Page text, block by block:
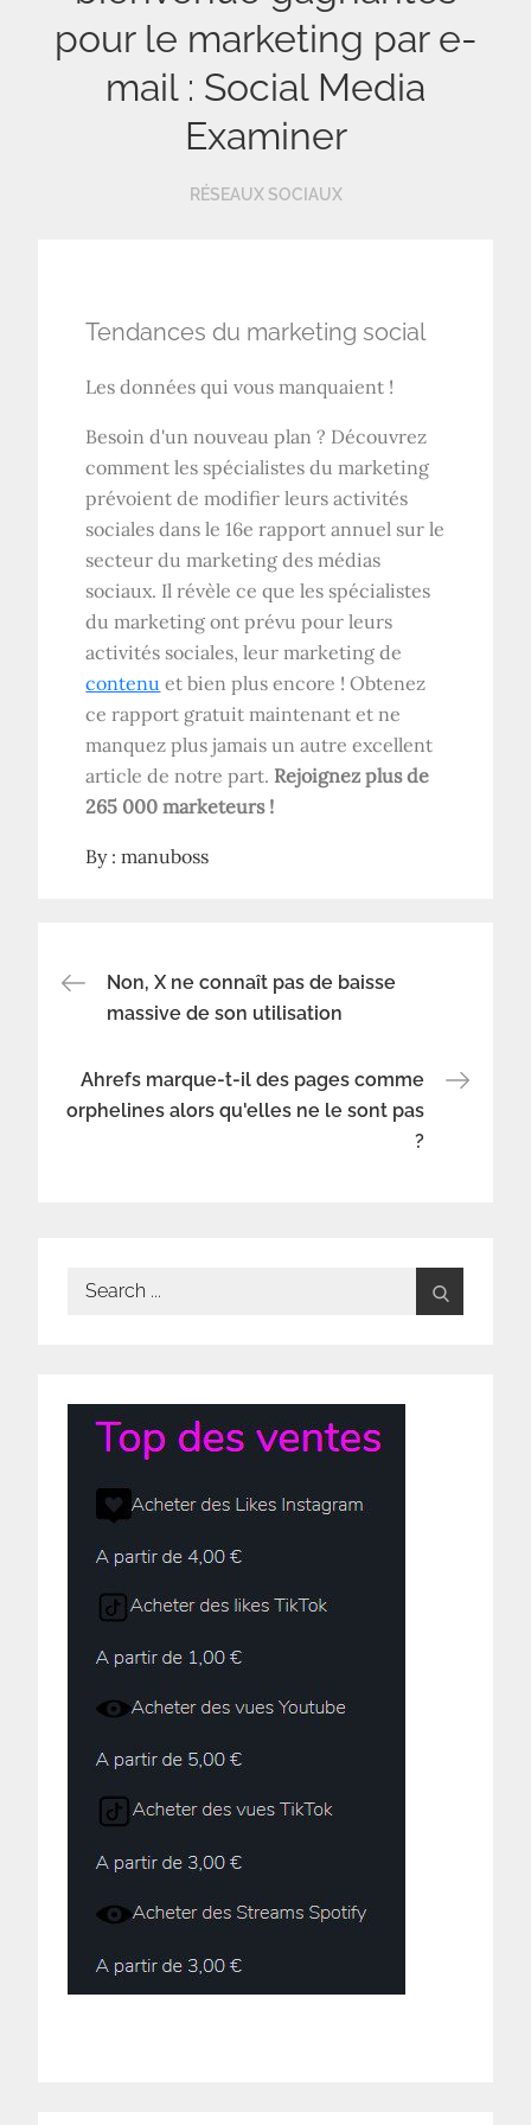
pour le marketing par e-
mail : Social Media
Examiner
RÉSEAUX SOCIAUX
Tendances du marketing social
Les données qui vous manquaient !
Besoin d'un nouveau plan ? Découvrez
comment les spécialistes du marketing
prévoient de modifier leurs activités
sociales dans le 16e rapport annuel sur le
secteur du marketing des médias
sociaux. Il révèle ce que les spécialistes
du marketing ont prévu pour leurs
activités sociales, leur marketing de
contenu et bien plus encore ! Obtenez
ce rapport gratuit maintenant et ne
manquez plus jamais un autre excellent
article de notre part. Rejoignez plus de
265 000 marketeurs !
By :manuboss
Navigation
de
l’article
Non, X ne connaît pas de baisse
massive de son utilisation
Ahrefs marque-t-il des pages comme
orphelines alors qu'elles ne le sont pas
?
Search